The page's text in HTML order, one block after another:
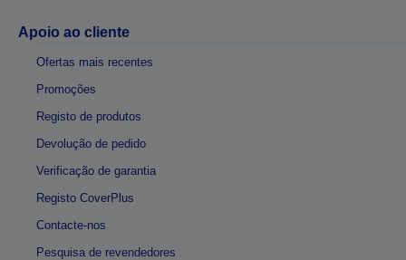
Apoio ao cliente
Ofertas mais recentes
Promoções
Registo de produtos
Devolução de pedido
Verificação de garantia
Registo CoverPlus
Contacte-nos
Pesquisa de revendedores